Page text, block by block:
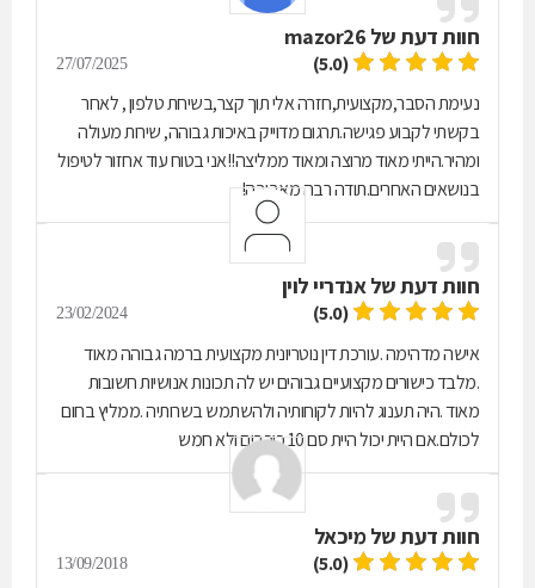
חוות דעת של mazor26
(5.0)
27/07/2025
נעימת הסבר,מקצועית,חזרה אלי תוך קצר,בשיחת טלפון , לאחר
בקשתי לקבוע פגישה.תרגום מדוייק באיכות גבוהה, שירות מעולה
ומהיר.הייתי מאוד מרוצה ומאוד ממליצה!!אני בטוח עוד אחזור לטיפול
בנושאים האחרים.תודה רבה מאביבה!
חוות דעת שלאנדריי לוין
(5.0)
23/02/2024
אישה מדהימה .עורכת דין נוטריונית מקצועית ברמה גבוהה מאוד
.מלבד כישורים מקצועיים גבוהים יש לה תכונות אנושיות חשובות
מאוד .היה תענוג להיות לקוחותיה ולהשתמש בשרותיה .ממליץ בחום
לכולם.אם היית יכול היית סם 10 כוכבים ולא חמש
חוות דעת שלמיכאל
(5.0)
13/09/2018